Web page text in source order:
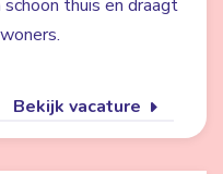
thuis en draagt
Bekijk vacature